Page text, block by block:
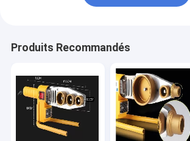
Produits Recommandés